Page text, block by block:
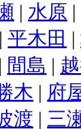
| 水原 |
| 平木田 |
| 間島 |
木 | 府
渡 | 三